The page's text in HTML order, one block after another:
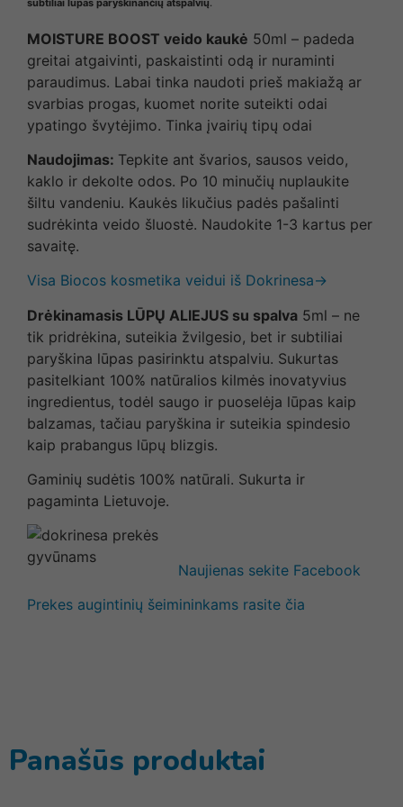
MOISTURE BOOST veido kaukė 50ml – padeda
greitai atgaivinti, paskaistinti odą ir nuraminti
paraudimus. Labai tinka naudoti prieš makiažą ar
svarbias progas, kuomet norite suteikti odai
ypatingo švytėjimo. Tinka įvairių tipų odai
Naudojimas: Tepkite ant švarios, sausos veido,
kaklo ir dekolte odos. Po 10 minučių nuplaukite
šiltu vandeniu. Kaukės likučius padės pašalinti
sudrėkinta veido šluostė. Naudokite 1-3 kartus per
savaitę.
Visa Biocos kosmetika veidui iš Dokrinesa→
Drėkinamasis LŪPŲ ALIEJUS su spalva 5ml – ne
tik pridrėkina, suteikia žvilgesio, bet ir subtiliai
paryškina lūpas pasirinktu atspalviu. Sukurtas
pasitelkiant 100% natūralios kilmės inovatyvius
ingredientus, todėl saugo ir puoselėja lūpas kaip
balzamas, tačiau paryškina ir suteikia spindesio
kaip prabangus lūpų blizgis.
Gaminių sudėtis 100% natūrali. Sukurta ir
pagaminta Lietuvoje.
Naujienas sekite Facebook
Prekes augintinių šeimininkams rasite čia
Panašūs produktai